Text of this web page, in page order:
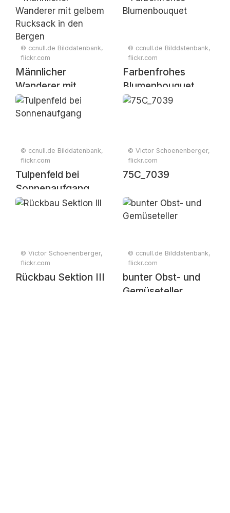
Pflanzen
© ccnull.de Bilddatenbank,
flickr.com
Männlicher
Wanderer mit
gelbem Rucksack in
den Bergen
© ccnull.de Bilddatenbank,
flickr.com
Farbenfrohes
Blumenbouquet
© ccnull.de Bilddatenbank,
flickr.com
Tulpenfeld bei
Sonnenaufgang
© Victor Schoenenberger,
flickr.com
75C_7039
© Victor Schoenenberger,
flickr.com
Rückbau Sektion III
© ccnull.de Bilddatenbank,
flickr.com
bunter Obst- und
Gemüseteller